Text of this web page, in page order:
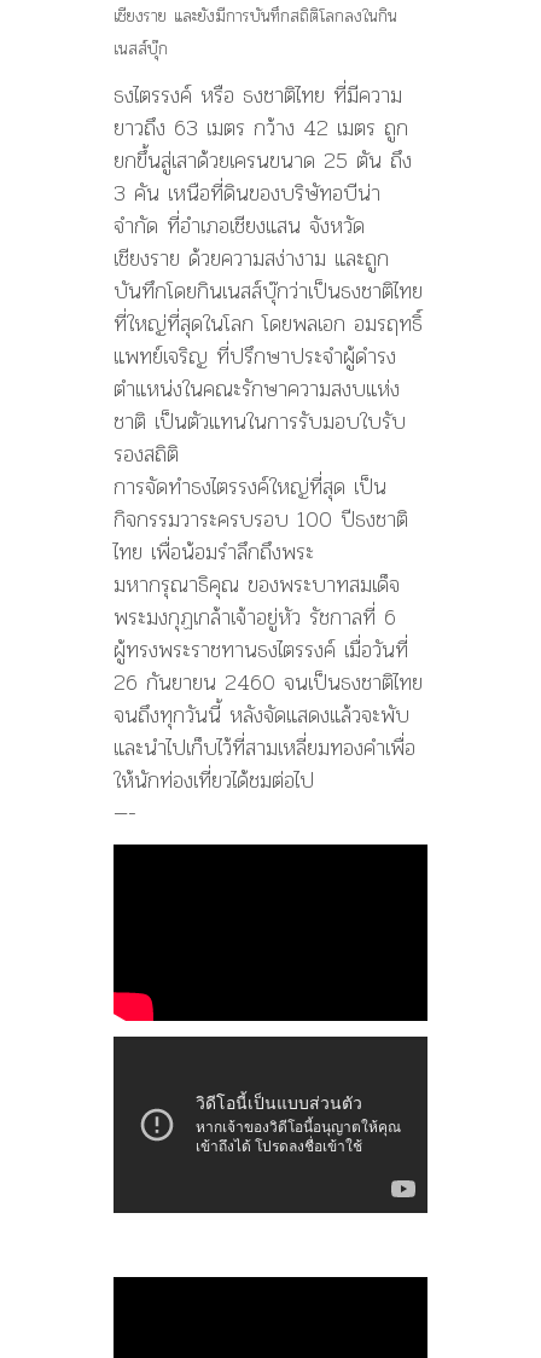
เชียงราย และยังมีการบันทึกสถิติโลกลงในกิน
เนสส์บุ๊ก
ธงไตรรงค์ หรือ ธงชาติไทย ที่มีความ
ยาวถึง 63 เมตร กว้าง 42 เมตร ถูก
ยกขึ้นสู่เสาด้วยเครนขนาด 25 ตัน ถึง
3 คัน เหนือที่ดินของบริษัทอบีน่า
จำกัด ที่อำเภอเชียงแสน จังหวัด
เชียงราย ด้วยความสง่างาม และถูก
บันทึกโดยกินเนสส์บุ๊กว่าเป็นธงชาติไทย
ที่ใหญ่ที่สุดในโลก โดยพลเอก อมรฤทธิ์
แพทย์เจริญ ที่ปรึกษาประจำผู้ดำรง
ตำแหน่งในคณะรักษาความสงบแห่ง
ชาติ เป็นตัวแทนในการรับมอบใบรับ
รองสถิติ
การจัดทำธงไตรรงค์ใหญ่ที่สุด เป็น
กิจกรรมวาระครบรอบ 100 ปีธงชาติ
ไทย เพื่อน้อมรำลึกถึงพระ
มหากรุณาธิคุณ ของพระบาทสมเด็จ
พระมงกุฏเกล้าเจ้าอยู่หัว รัชกาลที่ 6
ผู้ทรงพระราชทานธงไตรรงค์ เมื่อวันที่
26 กันยายน 2460 จนเป็นธงชาติไทย
จนถึงทุกวันนี้ หลังจัดแสดงแล้วจะพับ
และนำไปเก็บไว้ที่สามเหลี่ยมทองคำเพื่อ
ให้นักท่องเที่ยวได้ชมต่อไป
—-